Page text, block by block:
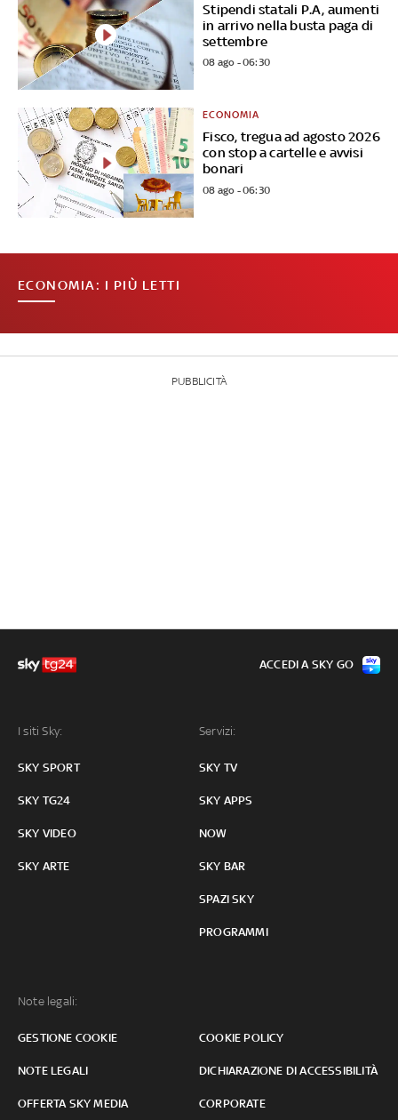
Stipendi statali P.A, aumenti
in arrivo nella busta paga di
settembre
08 ago - 06:30
Fisco, tregua ad agosto 2026
con stop a cartelle e avvisi
bonari
ECONOMIA
08 ago - 06:30
ECONOMIA: I PIÙ LETTI
PUBBLICITÀ
I siti Sky:
SKY SPORT
SKY TG24
SKY VIDEO
SKY ARTE
Servizi:
SKY TV
SKY APPS
NOW
SKY BAR
SPAZI SKY
PROGRAMMI
Note legali:
GESTIONE COOKIE COOKIE POLICY
NOTE LEGALI DICHIARAZIONE DI ACCESSIBILITÀ
OFFERTA SKY MEDIA CORPORATE
ACCEDI A SKY GO